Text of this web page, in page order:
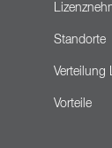
Standorte
Verteilung
Vorteile